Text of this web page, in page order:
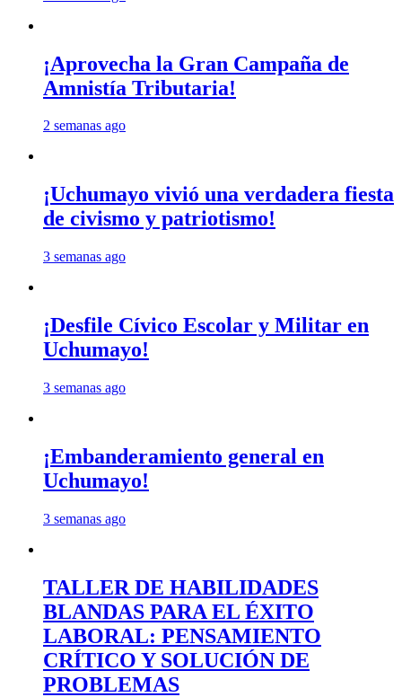
¡Aprovecha la Gran Campaña de
Amnistía Tributaria!
2 semanas ago
¡Uchumayo vivió una verdadera fiesta
de civismo y patriotismo!
3 semanas ago
¡Desfile Cívico Escolar y Militar en
Uchumayo!
3 semanas ago
¡Embanderamiento general en
Uchumayo!
3 semanas ago
TALLER DE HABILIDADES
BLANDAS PARA EL ÉXITO
LABORAL: PENSAMIENTO
CRÍTICO Y SOLUCIÓN DE
PROBLEMAS